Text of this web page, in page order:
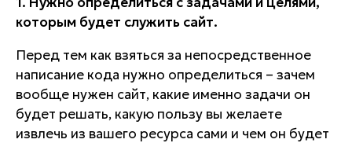
которым будет служить сайт.
Перед тем как взяться за непосредственное
написание кода нужно определиться – зачем
вообще нужен сайт, какие именно задачи он
будет решать, какую пользу вы желаете
извлечь из вашего ресурса сами и чем он будет